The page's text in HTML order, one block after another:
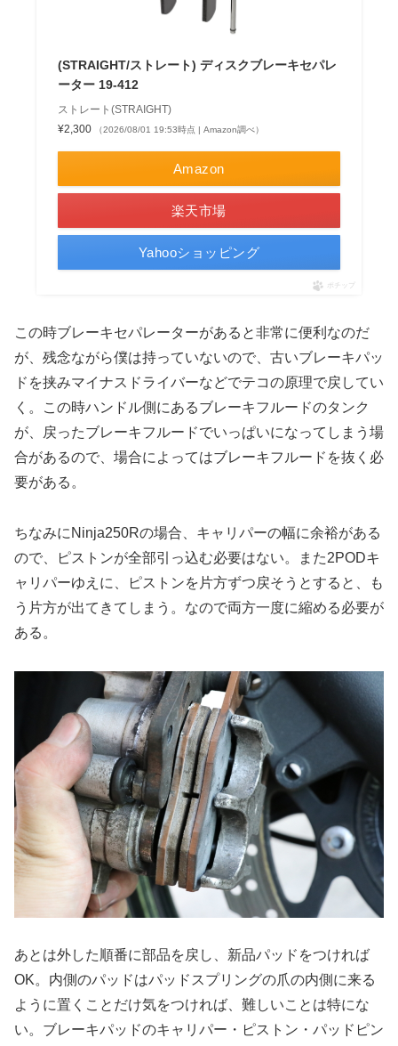
(STRAIGHT/ストレート) ディスクブレーキセパレ
ーター 19-412
ストレート(STRAIGHT)
¥2,300
（2026/08/01 19:53時点 | Amazon調べ）
Amazon
楽天市場
Yahooショッピング
ポチップ
この時ブレーキセパレーターがあると非常に便利なのだ
が、残念ながら僕は持っていないので、古いブレーキパッ
ドを挟みマイナスドライバーなどでテコの原理で戻してい
く。この時ハンドル側にあるブレーキフルードのタンク
が、戻ったブレーキフルードでいっぱいになってしまう場
合があるので、場合によってはブレーキフルードを抜く必
要がある。
ちなみにNinja250Rの場合、キャリパーの幅に余裕がある
ので、ピストンが全部引っ込む必要はない。また2PODキ
ャリパーゆえに、ピストンを片方ずつ戻そうとすると、も
う片方が出てきてしまう。なので両方一度に縮める必要が
ある。
あとは外した順番に部品を戻し、新品パッドをつければ
OK。内側のパッドはパッドスプリングの爪の内側に来る
ように置くことだけ気をつければ、難しいことは特にな
い。ブレーキパッドのキャリパー・ピストン・パッドピン